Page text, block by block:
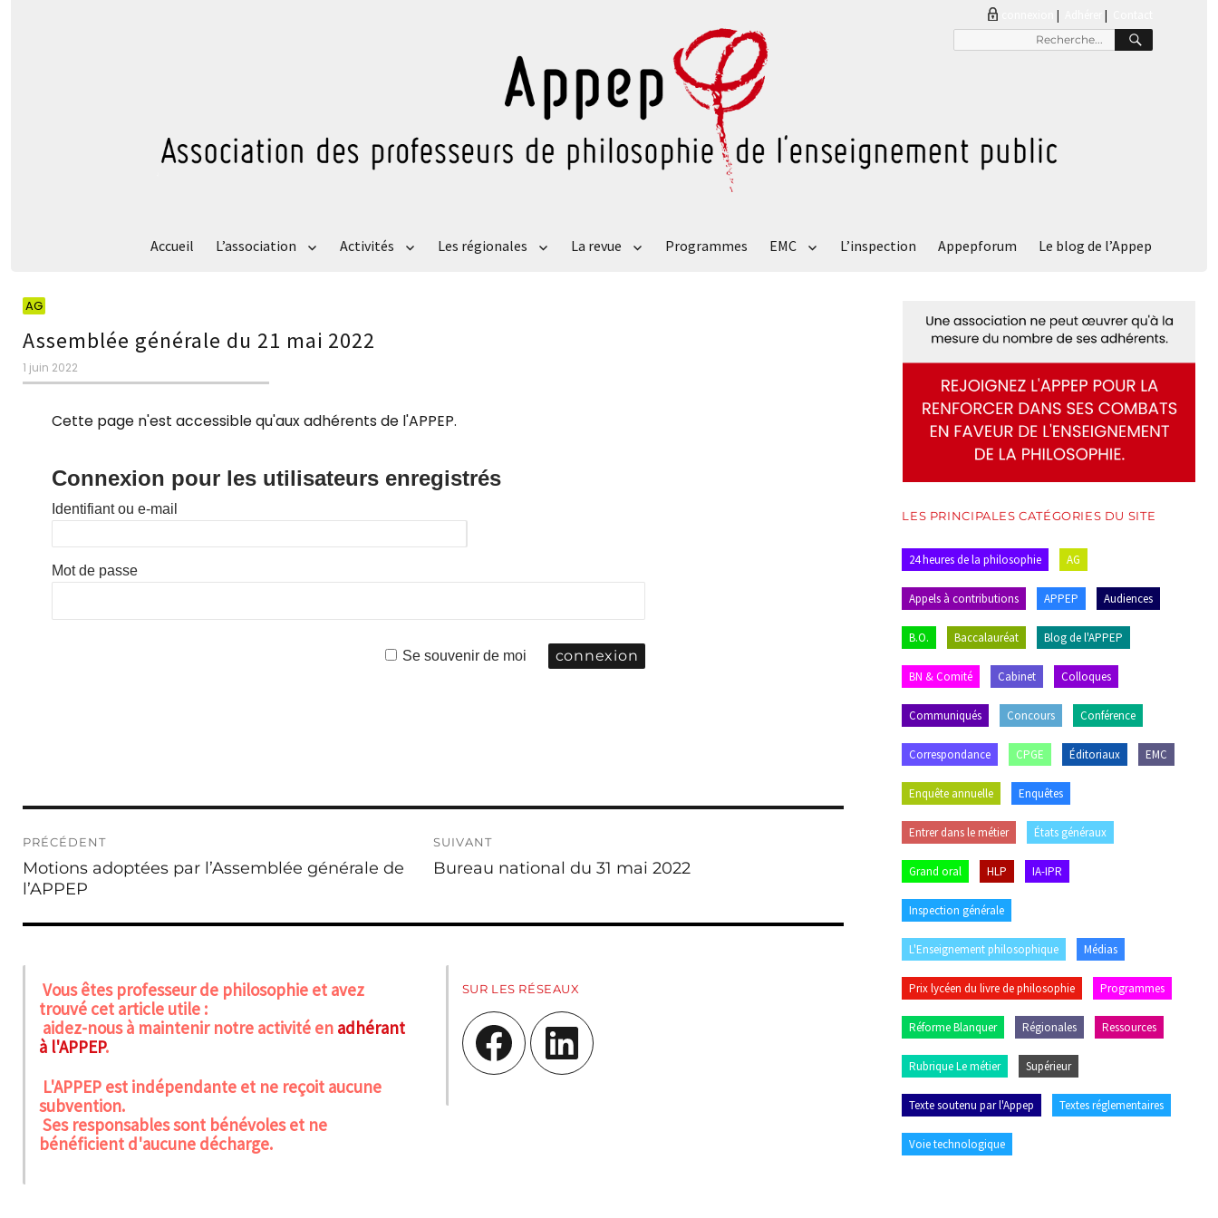
|
pour
Accueil L’association Activités Les régionales La revue Programmes EMC L’inspection Appepforum Le blog de l’Appep
AG
Assemblée générale du 21 mai 2022
Publié
le
1 juin 2022
Cette page n'est accessible qu'aux adhérents de l'APPEP.
Connexion pour les utilisateurs enregistrés
Identifiant ou e-mail
Mot de passe
Se souvenir de moi
de
l’article
PRÉCÉDENT
Publication
précédente :
Motions adoptées par l’Assemblée générale de
l’APPEP
SUIVANT
Publication
Bureau national du 31 mai 2022
Vous êtes professeur de philosophie et avez
trouvé cet article utile :
aidez-nous à maintenir notre activité en adhérant
à l'APPEP.
L'APPEP est indépendante et ne reçoit aucune
subvention.
Ses responsables sont bénévoles et ne
bénéficient d'aucune décharge.
SUR LES RÉSEAUX
Facebook LinkedIn
LES PRINCIPALES CATÉGORIES DU SITE
24 heures de la philosophie AG
Appels à contributions APPEP Audiences
B.O. Baccalauréat Blog de l'APPEP
BN & Comité Cabinet Colloques
Communiqués Concours Conférence
Correspondance CPGE Éditoriaux EMC
Enquête annuelle Enquêtes
Entrer dans le métier États généraux
Grand oral HLP IA-IPR
Inspection générale
L'Enseignement philosophique Médias
Prix lycéen du livre de philosophie Programmes
Réforme Blanquer Régionales Ressources
Rubrique Le métier Supérieur
Texte soutenu par l'Appep Textes réglementaires
Voie technologique